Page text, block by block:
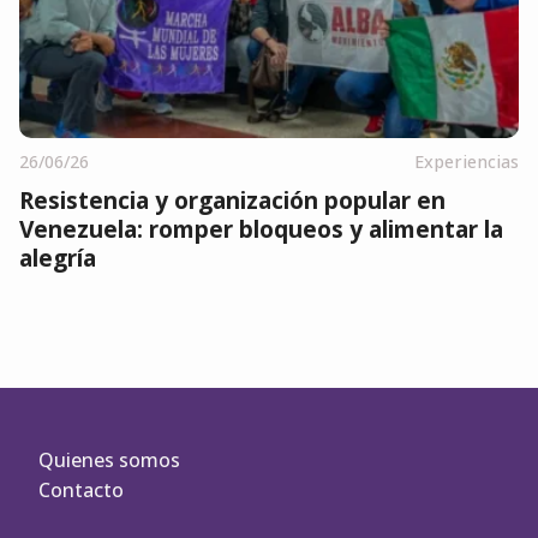
26/06/26 Experiencias
Resistencia y organización popular en
Venezuela: romper bloqueos y alimentar la
alegría
Quienes somos
Contacto